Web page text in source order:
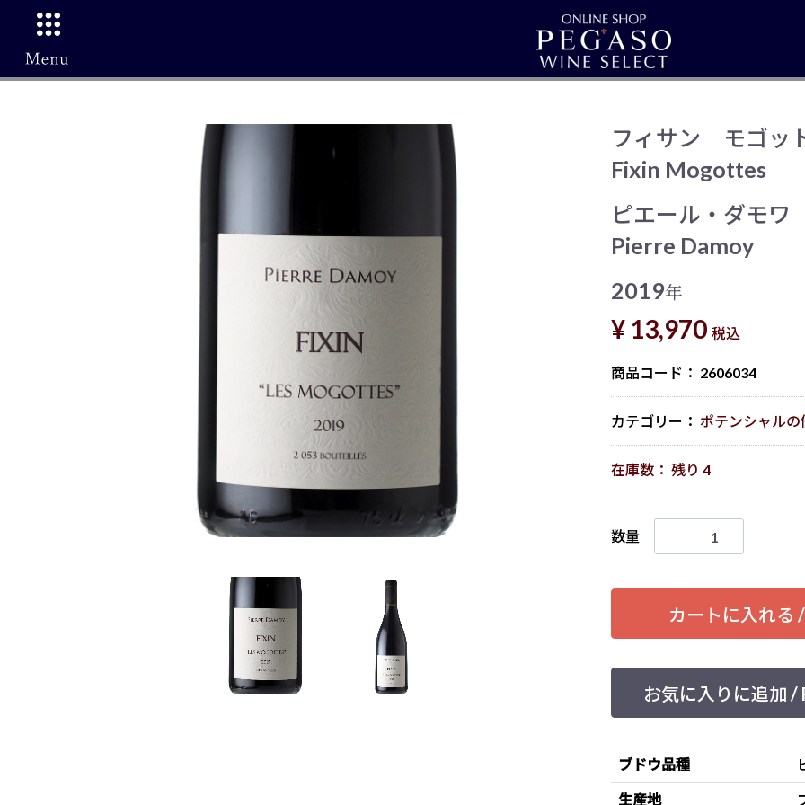
フィサン モゴッ
Fixin Mogottes
ピエール・ダモワ
Pierre Damoy
2019年
¥ 13,970 税込
商品コード： 2606034
カテゴリー： ポテンシャル
在庫数： 残り 4
数量
カートに入れる
お気に入りに追加
ブドウ品種
生産地